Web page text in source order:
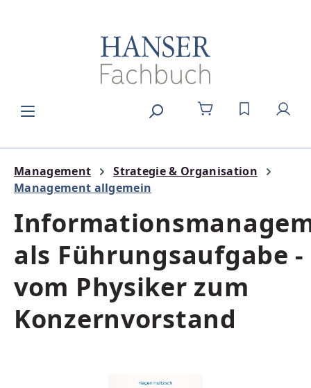
DU HAST 0
Management
Strategie & Organisation
Management allgemein
als Führungsaufgabe -
vom Physiker zum
Konzernvorstand
Bildergalerie überspringen